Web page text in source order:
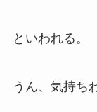
といわれる。
うん、気持ち